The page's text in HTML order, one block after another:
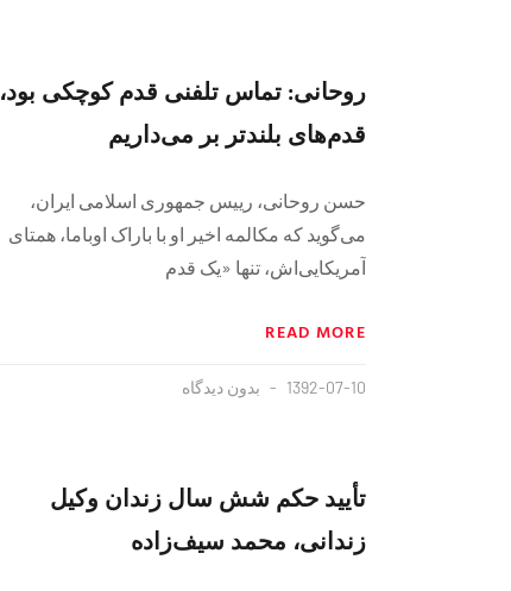
روحانی: تماس تلفنی قدم کوچکی بود،
قدم‌های بلندتر بر می‌داریم
حسن روحانی، رییس جمهوری اسلامی ایران،
می‌گوید که مکالمه اخیر او با باراک اوباما، همتای
آمریکایی‌اش، تنها «یک قدم
READ MORE
1392-07-10 بدون دیدگاه
تأیید حکم شش سال زندان وکیل
زندانی، محمد سیف‌زاده